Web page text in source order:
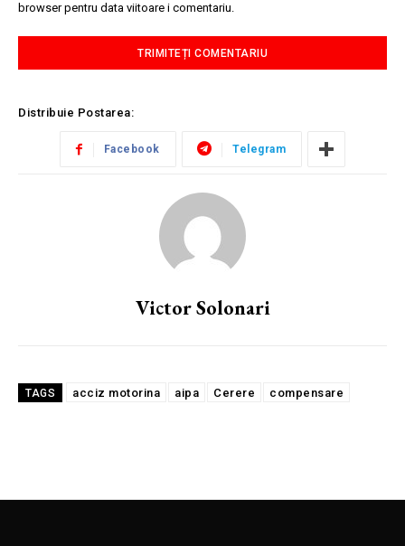
browser pentru data viitoare i comentariu.
Distribuie Postarea:
Facebook Telegram
Victor Solonari
TAGS acciz motorina aipa Cerere compensare